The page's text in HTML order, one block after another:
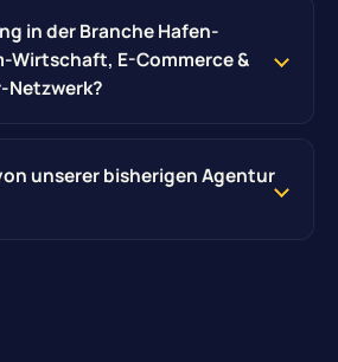
in der Branche Hafen-
Wirtschaft, E-Commerce &
Netzwerk?
unserer bisherigen Agentur